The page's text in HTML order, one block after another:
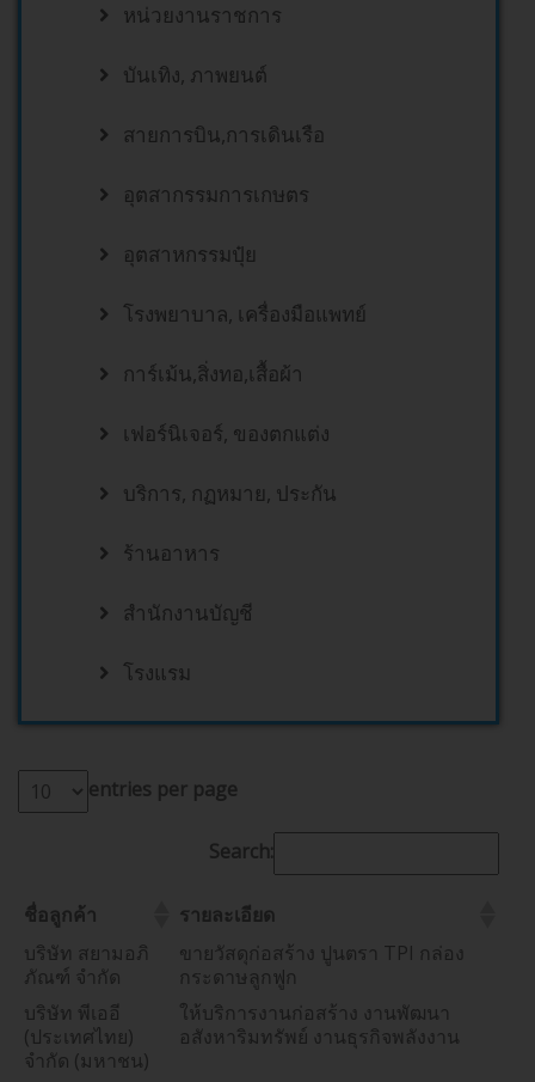
หน่วยงานราชการ
บันเทิง, ภาพยนต์
สายการบิน,การเดินเรือ
อุตสากรรมการเกษตร
อุตสาหกรรมปุ๋ย
โรงพยาบาล, เครื่องมือแพทย์
การ์เม้น,สิ่งทอ,เสื้อผ้า
เฟอร์นิเจอร์, ของตกแต่ง
บริการ, กฏหมาย, ประกัน
ร้านอาหาร
สำนักงานบัญชี
โรงแรม
entries per page
Search:
ชื่อลูกค้า
รายละเอียด
บริษัท สยามอภิ
ภัณฑ์ จำกัด
ขายวัสดุก่อสร้าง ปูนตรา TPI กล่อง
กระดาษลูกฟูก
บริษัท พีเออี
(ประเทศไทย)
จำกัด (มหาชน)
ให้บริการงานก่อสร้าง งานพัฒนา
อสังหาริมทรัพย์ งานธุรกิจพลังงาน